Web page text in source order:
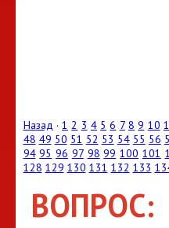
Назад ·1 2 3 4 5 6 7 8 9 10
48 49 50 51 52 53 54 55 56
94 95 96 97 98 99 100 101
128 129 130 131 132 133
ВОПРОС: